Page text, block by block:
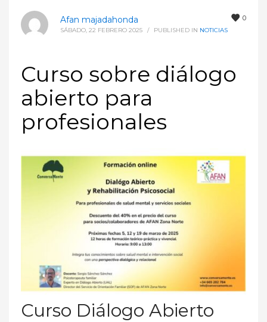
0
Afan majadahonda
SÁBADO, 22 FEBRERO 2025 / PUBLISHED IN NOTICIAS
Curso sobre diálogo
abierto para
profesionales
Curso Diálogo Abierto